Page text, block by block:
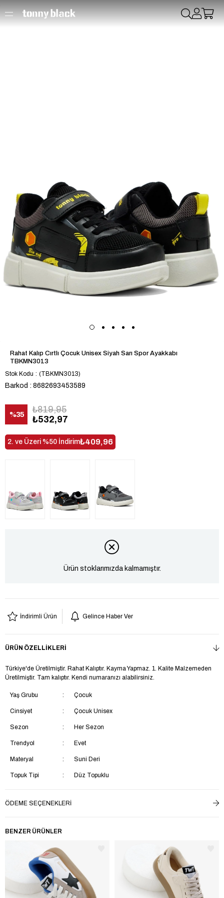
Rahat Kalıp Cırtlı Çocuk Unisex Siyah Sarı Spor Ayakkabı
TBKMN3013
Stok Kodu
(TBKMN3013)
Barkod : 8682693453589
%35
İndirim
₺819,95
₺532,97
2. ve Üzeri %50 İndirim₺409,96
Ürün stoklarımızda kalmamıştır.
İndirimli Ürün Gelince Haber Ver
ÜRÜN ÖZELLIKLERI
Türkiye'de Üretilmiştir. Rahat Kalıptır. Kayma Yapmaz. 1. Kalite Malzemeden
Üretilmiştir. Tam kalıptır. Kendi numaranızı alabilirsiniz.
Yaş Grubu Çocuk
Cinsiyet Çocuk Unisex
Sezon Her Sezon
Trendyol Evet
Materyal Suni Deri
Topuk Tipi Düz Topuklu
Menşei
ÖDEME SEÇENEKLERI
BENZER ÜRÜNLER